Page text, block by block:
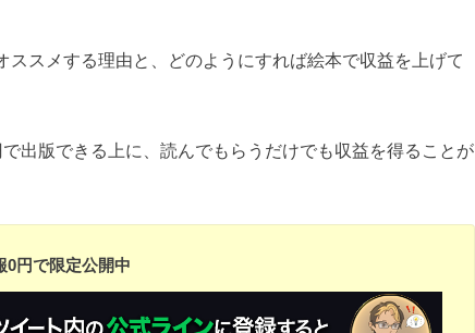
ススメする理由と、どのようにすれば絵本で収益を上げて
で出版できる上に、読んでもらうだけでも収益を得ることが
0円で限定公開中